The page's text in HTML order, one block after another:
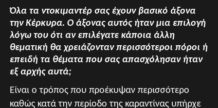
Όλα τα ντοκιμαντέρ σας έχουν βασικό άξονα
την Κέρκυρα. Ο άξονας αυτός ήταν μια επιλογή
λόγω του ότι αν επιλέγατε κάποια άλλη
θεματική θα χρειάζονταν περισσότεροι πόροι ή
επειδή τα θέματα που σας απασχόλησαν ήταν
εξ αρχής αυτά;
Είναι ο τρόπος που προέκυψαν περισσότερο
καθώς κατά την περίοδο της καραντίνας υπήρχε